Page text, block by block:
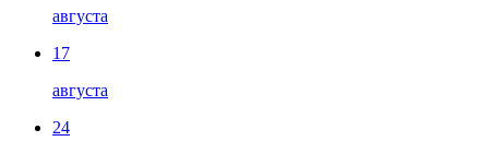
августа
17
августа
24